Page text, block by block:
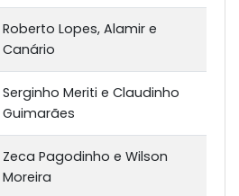
Roberto Lopes, Alamir e
Canário
Serginho Meriti e Claudinho
Guimarães
Zeca Pagodinho e Wilson
Moreira